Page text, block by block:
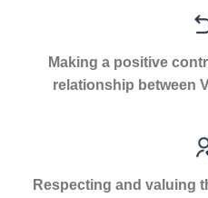
Making a positive
relationship between
Respecting and valuing